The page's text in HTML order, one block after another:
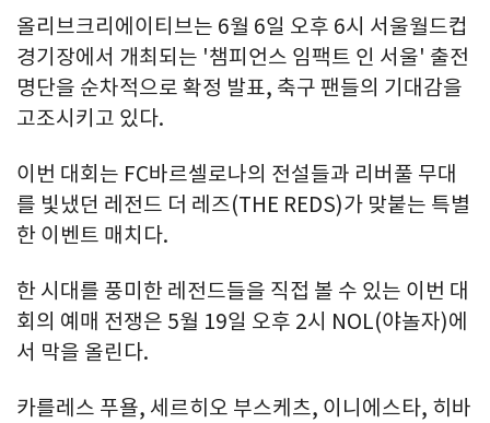
올리브크리에이티브는 6월 6일 오후 6시 서울월드컵
경기장에서 개최되는 '챔피언스 임팩트 인 서울' 출전
명단을 순차적으로 확정 발표, 축구 팬들의 기대감을
고조시키고 있다.
이번 대회는 FC바르셀로나의 전설들과 리버풀 무대
를 빛냈던 레전드 더 레즈(THE REDS)가 맞붙는 특별
한 이벤트 매치다.
한 시대를 풍미한 레전드들을 직접 볼 수 있는 이번 대
회의 예매 전쟁은 5월 19일 오후 2시 NOL(야놀자)에
서 막을 올린다.
카를레스 푸욜, 세르히오 부스케츠, 이니에스타, 히바